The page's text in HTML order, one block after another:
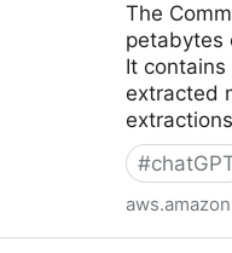
The
petabytes
It
extracted
#